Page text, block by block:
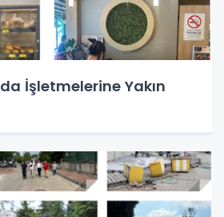
İşletmelerine Yakın